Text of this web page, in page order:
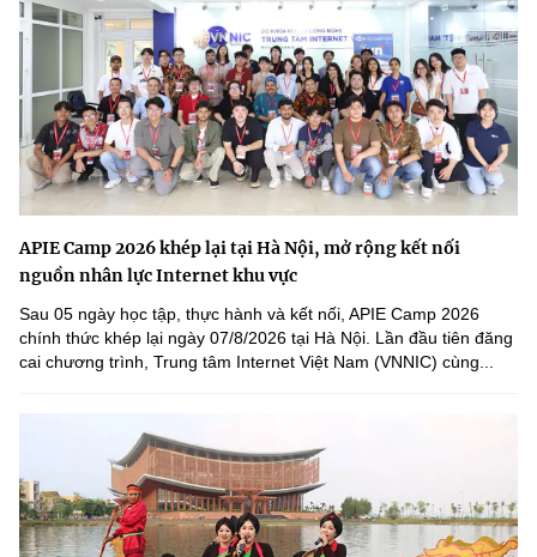
APIE Camp 2026 khép lại tại Hà Nội, mở rộng kết nối
nguồn nhân lực Internet khu vực
Sau 05 ngày học tập, thực hành và kết nối, APIE Camp 2026
chính thức khép lại ngày 07/8/2026 tại Hà Nội. Lần đầu tiên đăng
cai chương trình, Trung tâm Internet Việt Nam (VNNIC) cùng...